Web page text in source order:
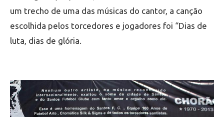
um trecho de uma das músicas do cantor, a canção
escolhida pelos torcedores e jogadores foi “Dias de
luta, dias de glória.